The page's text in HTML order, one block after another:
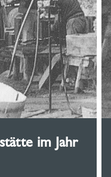
im Jahr